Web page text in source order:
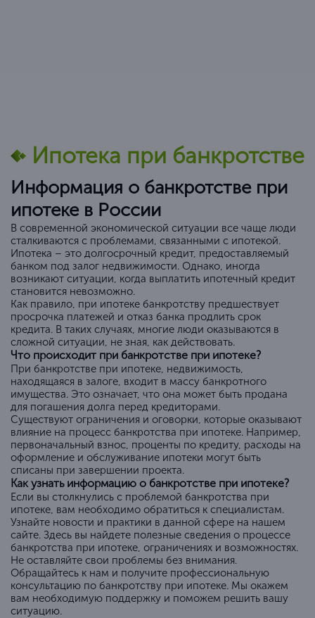
Ипотека при банкротстве
Информация о банкротстве при
ипотеке в России
В современной экономической ситуации все чаще люди
сталкиваются с проблемами, связанными с ипотекой.
Ипотека – это долгосрочный кредит, предоставляемый
банком под залог недвижимости. Однако, иногда
возникают ситуации, когда выплатить ипотечный кредит
становится невозможно.
Как правило, при ипотеке банкротству предшествует
просрочка платежей и отказ банка продлить срок
кредита. В таких случаях, многие люди оказываются в
сложной ситуации, не зная, как действовать.
Что происходит при банкротстве при ипотеке?
При банкротстве при ипотеке, недвижимость,
находящаяся в залоге, входит в массу банкротного
имущества. Это означает, что она может быть продана
для погашения долга перед кредиторами.
Существуют ограничения и оговорки, которые оказывают
влияние на процесс банкротства при ипотеке. Например,
первоначальный взнос, проценты по кредиту, расходы на
оформление и обслуживание ипотеки могут быть
списаны при завершении проекта.
Как узнать информацию о банкротстве при ипотеке?
Если вы столкнулись с проблемой банкротства при
ипотеке, вам необходимо обратиться к специалистам.
Узнайте новости и практики в данной сфере на нашем
сайте. Здесь вы найдете полезные сведения о процессе
банкротства при ипотеке, ограничениях и возможностях.
Не оставляйте свои проблемы без внимания.
Обращайтесь к нам и получите профессиональную
консультацию по банкротству при ипотеке. Мы окажем
вам необходимую поддержку и поможем решить вашу
ситуацию.